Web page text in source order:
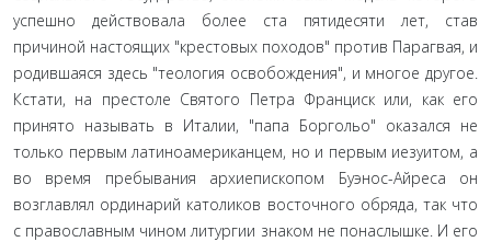
успешно действовала более ста пятидесяти лет, став
причиной настоящих "крестовых походов" против Парагвая, и
родившаяся здесь "теология освобождения", и многое другое.
Кстати, на престоле Святого Петра Франциск или, как его
принято называть в Италии, "папа Боргольо" оказался не
только первым латиноамериканцем, но и первым иезуитом, а
во время пребывания архиепископом Буэнос-Айреса он
возглавлял ординарий католиков восточного обряда, так что
с православным чином литургии знаком не понаслышке. И его